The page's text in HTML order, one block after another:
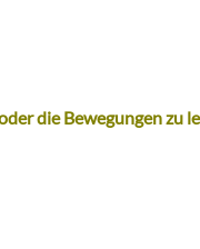
die Bewegungen zu